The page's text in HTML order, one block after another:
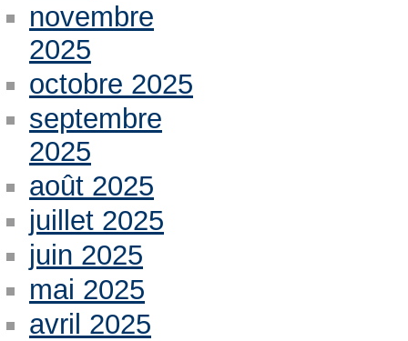
novembre
2025
octobre 2025
septembre
2025
août 2025
juillet 2025
juin 2025
mai 2025
avril 2025